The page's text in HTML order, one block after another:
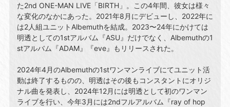
た2nd ONE-MAN LIVE「BIRTH」。この4年間、彼女は様々
な変化のなかにあった。2021年8月にデビューし、2022年に
は2人組ユニットAlbemuthを結成。2023〜24年にかけては
明透としての1stアルバム『ASU』だけでなく、Albemuthの1
stアルバム『ADAM』『eve』もリリースされた。
2024年4月のAlbemuthの1stワンマンライブにてユニット活
動は終了するものの、明透はその後もコンスタントにオリジ
ナル曲を発表し、2024年12月には明透として初のワンマン
ライブを行い、今年3月には2ndフルアルバム『ray of hop